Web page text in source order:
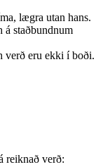
lægra utan hans.
á staðbundnum
verð eru ekki í boði.
reiknað verð: